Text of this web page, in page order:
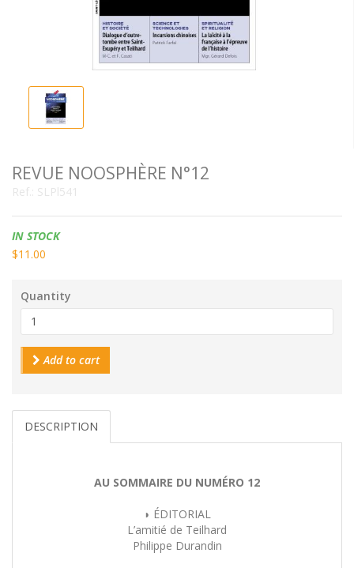
REVUE NOOSPHÈRE N°12
Ref.: SLPl541
Availability:
IN STOCK
$11.00
Quantity
Add to cart
DESCRIPTION
AU SOMMAIRE DU NUMÉRO 12
◗ ÉDITORIAL
L’amitié de Teilhard
Philippe Durandin